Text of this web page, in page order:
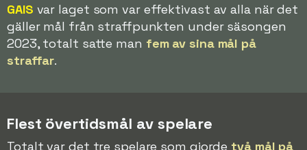
GAIS var laget som var effektivast av alla när det
gäller mål från straffpunkten under säsongen
2023, totalt satte man fem av sina mål på
straffar.
Flest övertidsmål av spelare
Totalt var det tre spelare som gjorde två mål på